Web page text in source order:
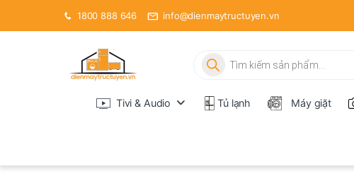
1800 888 646 info@dienmaytructuyen.vn
Tìm kiếm sản phẩm
Tivi & Audio Tủ lạnh Máy giặt